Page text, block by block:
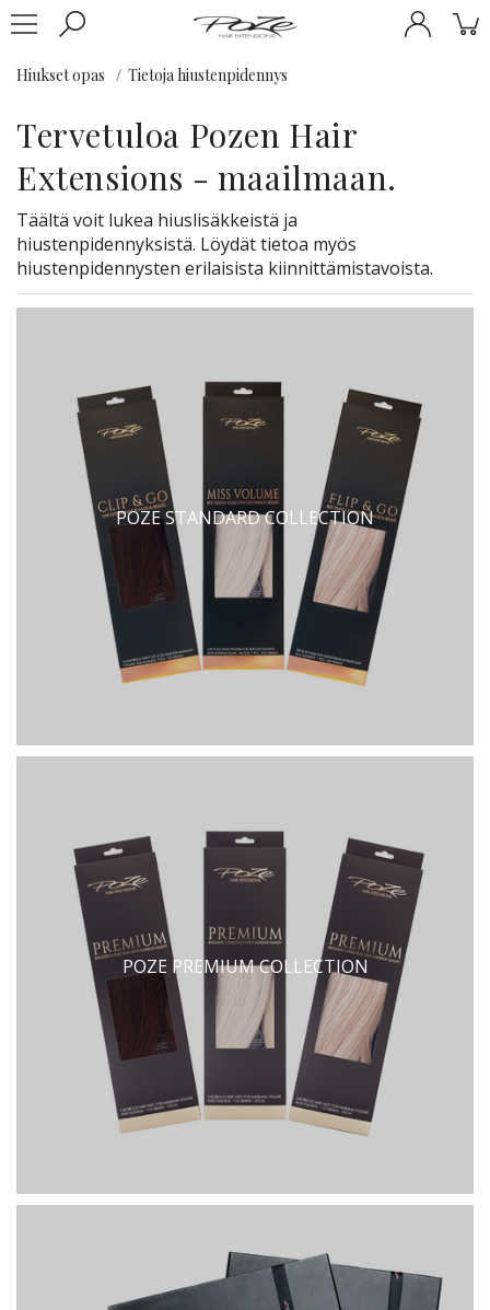
Hiukset opas Tietoja hiustenpidennys
Tervetuloa Pozen Hair
Extensions - maailmaan.
Täältä voit lukea hiuslisäkkeistä ja
hiustenpidennyksistä. Löydät tietoa myös
hiustenpidennysten erilaisista kiinnittämistavoista.
POZE STANDARD COLLECTION
POZE PREMIUM COLLECTION